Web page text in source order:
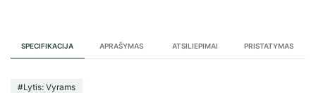
SPECIFIKACIJA APRAŠYMAS ATSILIEPIMAI PRISTATYMAS
#Lytis: Vyrams